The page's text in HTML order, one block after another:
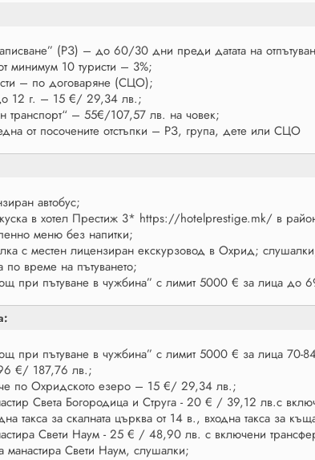
(РЗ) – до 60/30 дни преди датата на
минимум 10 туристи – 3%;
– по договаряне (СЦО);
до 12 г. – 15 €/ 29,34 лв.;
транспорт“ – 55€/107,57 лв. на човек;
от посочените отстъпки – РЗ, група, дете или СЦО
автобус;
в хотел Престиж 3* https://hotelprestige.mk/ в
меню без напитки;
с местен лицензиран екскурзовод в Охрид;
по време на пътуването;
при пътуване в чужбина” с лимит 5000 € за лица до
при пътуване в чужбина” с лимит 5000 € за лица
€/ 187,76 лв.;
по Охридското езеро – 15 €/ 29,34 лв.;
Света Богородица и Струга - 20 € / 39,12 лв.с
такса за скалната църква от 14 в., входна такса за
Свети Наум - 25 € / 48,90 лв. с включени
манастира Свети Наум, слушалки;